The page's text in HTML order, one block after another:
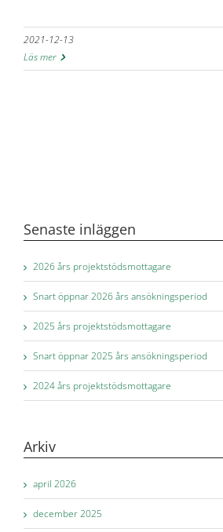
2021-12-13
Läs mer
Senaste inläggen
2026 års projektstödsmottagare
Snart öppnar 2026 års ansökningsperiod
2025 års projektstödsmottagare
Snart öppnar 2025 års ansökningsperiod
2024 års projektstödsmottagare
Arkiv
april 2026
december 2025